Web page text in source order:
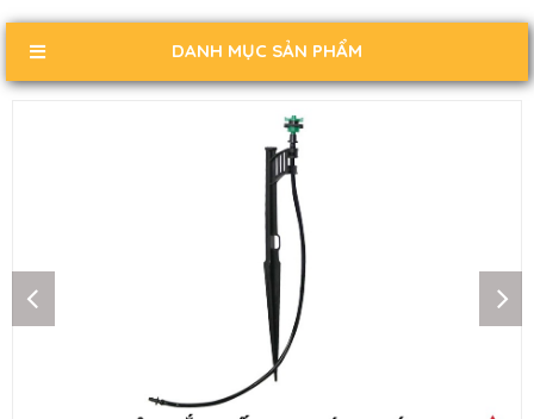
DANH MỤC SẢN PHẨM
HỒI